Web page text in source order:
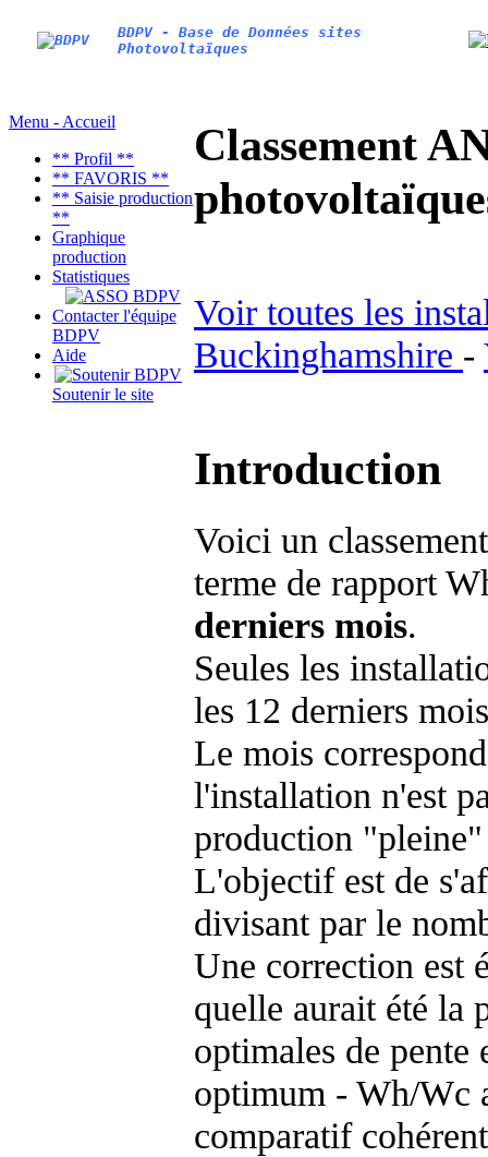
BDPV - Base de Données sites
Photovoltaïques
Menu - Accueil
** Profil **
** FAVORIS **
** Saisie production
**
Graphique
production
Statistiques
Contacter l'équipe
BDPV
Aide
Soutenir le site
Classement
Voir toutes les
Buckinghamshire -
Introduction
Voici un
terme de rapport
derniers mois.
Seules les
les 12 derniers
Le mois
l'installation n'est
production "pleine"
L'objectif est de
divisant par le
Une correction est
quelle aurait été la
optimales de
optimum - Wh/Wc
comparatif